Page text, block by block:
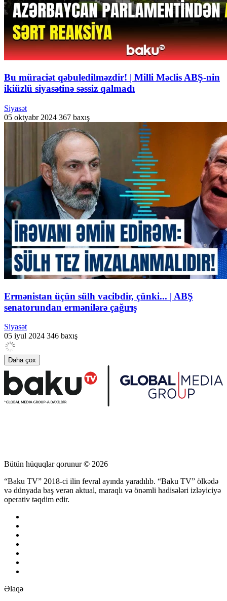
Bu müraciət qəbuledilməzdir! | Milli Məclis ABŞ-nin
ikiüzlü siyasətinə səssiz qalmadı
Siyasət
05 oktyabr 2024 367 baxış
Ermənistan üçün sülh vacibdir, çünki... | ABŞ
senatorundan ermənilərə çağırış
Siyasət
05 iyul 2024 346 baxış
Daha çox
Bütün hüquqlar qorunur © 2026
“Baku TV” 2018-ci ilin fevral ayında yaradılıb. “Baku TV” ölkədə
və dünyada baş verən aktual, maraqlı və önəmli hadisələri izləyiciyə
operativ təqdim edir.
Əlaqə